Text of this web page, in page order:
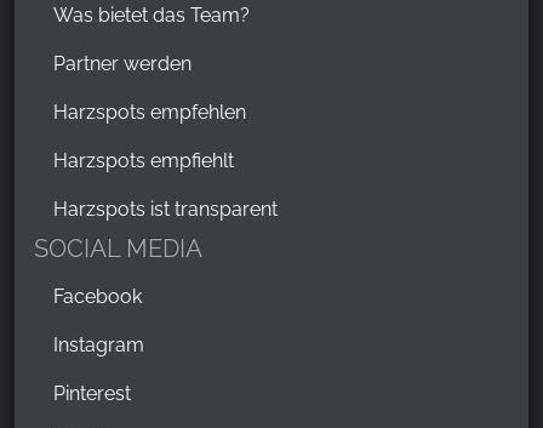
Was bietet das Team?
Partner werden
Harzspots empfehlen
Harzspots empfiehlt
Harzspots ist transparent
SOCIAL MEDIA
Facebook
Instagram
Pinterest